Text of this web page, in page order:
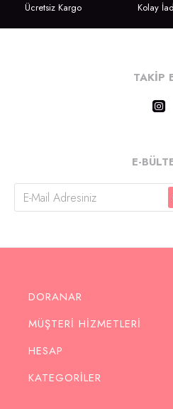
Ücretsiz Kargo Kolay
TAKİP
E-
DORANAR
MÜŞTERI HIZMETLERI
HESAP
KATEGORILER